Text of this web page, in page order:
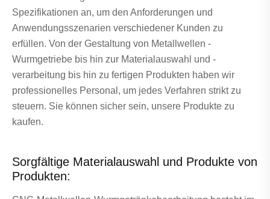
Spezifikationen an, um den Anforderungen und
Anwendungsszenarien verschiedener Kunden zu
erfüllen. Von der Gestaltung von Metallwellen -
Wurmgetriebe bis hin zur Materialauswahl und -
verarbeitung bis hin zu fertigen Produkten haben wir
professionelles Personal, um jedes Verfahren strikt zu
steuern. Sie können sicher sein, unsere Produkte zu
kaufen.
Sorgfältige Materialauswahl und Produkte von
Produkten: